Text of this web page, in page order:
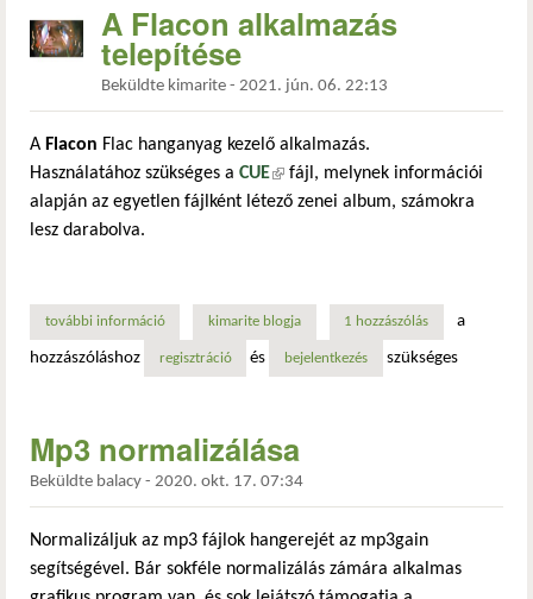
A Flacon alkalmazás
telepítése
Beküldte kimarite - 2021. jún. 06. 22:13
A Flacon Flac hanganyag kezelő alkalmazás.
Használatához szükséges a CUE(külső hivatkozás)
fájl, melynek információi
alapján az egyetlen fájlként létező zenei album, számokra
lesz darabolva.
további információa flacon alkalmazás telepítése tartalommal kapcsolatosan
kimarite blogja 1 hozzászólás a
hozzászóláshoz regisztráció és bejelentkezés szükséges
Mp3 normalizálása
Beküldte balacy - 2020. okt. 17. 07:34
Normalizáljuk az mp3 fájlok hangerejét az mp3gain
segítségével. Bár sokféle normalizálás zámára alkalmas